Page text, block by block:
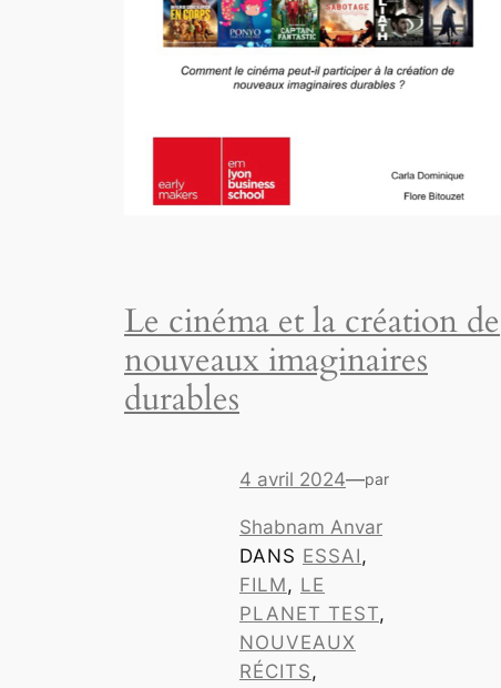
Le cinéma et la création de
nouveaux imaginaires
durables
4 avril 2024—par
Shabnam Anvar
DANS ESSAI
FILM, LE
PLANET TEST
NOUVEAUX
RÉCITS